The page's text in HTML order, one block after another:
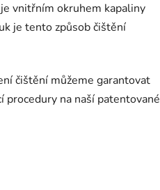
vnitřním okruhem kapaliny
je tento způsob čištění
čištění můžeme garantovat
procedury na naší patentované